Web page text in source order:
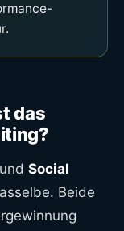
das
und Social
Beide